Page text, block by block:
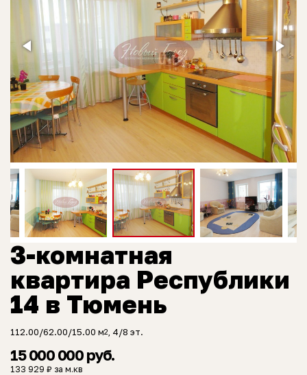
3-комнатная
квартира Республики
14 в Тюмень
112.00/62.00/15.00 м2 , 4/8 эт.
15 000 000 руб.
133 929 ₽ за м.кв